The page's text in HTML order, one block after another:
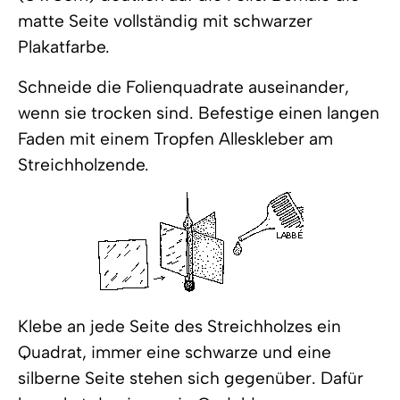
matte Seite vollständig mit schwarzer
Plakatfarbe.
Schneide die Folienquadrate auseinander,
wenn sie trocken sind. Befestige einen langen
Faden mit einem Tropfen Alleskleber am
Streichholzende.
Klebe an jede Seite des Streichholzes ein
Quadrat, immer eine schwarze und eine
silberne Seite stehen sich gegenüber. Dafür